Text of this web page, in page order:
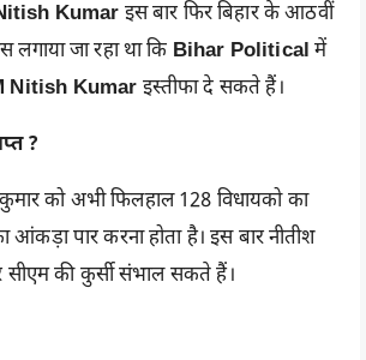
Kumar इस बार फिर बिहार के आठवीं
लगाया जा रहा था कि Bihar Politicalमें
Nitish Kumar इस्तीफा दे सकते हैं।
?
को अभी फिलहाल 128 विधायको का
पार करना होता है। इस बार नीतीश
सीएम की कुर्सी संभाल सकते हैं।